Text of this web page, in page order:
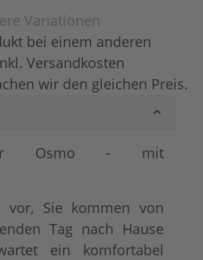
Kunstleder
Variationen
bei einem anderen
Versandkosten
wir den gleichen Preis.
Osmo - mit
vor, Sie kommen von
Tag nach Hause
ein komfortabel